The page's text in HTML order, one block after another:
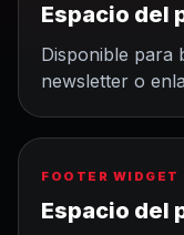
Espacio del
Disponible para
newsletter o
FOOTER WIDGET
Espacio del